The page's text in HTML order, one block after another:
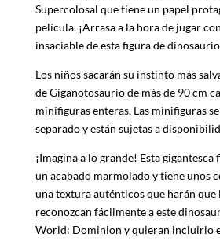
Supercolosal que tiene un papel
película. ¡Arrasa a la hora de jugar
insaciable de esta figura de
Los niños sacarán su instinto más
de Giganotosaurio de más de 90 cm
minifiguras enteras. Las minifiguras
separado y están sujetas a
¡Imagina a lo grande! Esta gigantesca
un acabado marmolado y tiene unos
una textura auténticos que harán que
reconozcan fácilmente a este
World: Dominion y quieran incluirlo